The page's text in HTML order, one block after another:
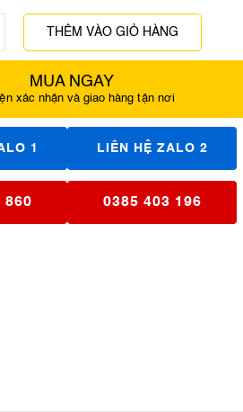
THÊM VÀO GIỎ HÀNG
MUA NGAY
xác nhận và giao hàng tận nơi
1 LIÊN HỆ ZALO 2
860 0385 403 196